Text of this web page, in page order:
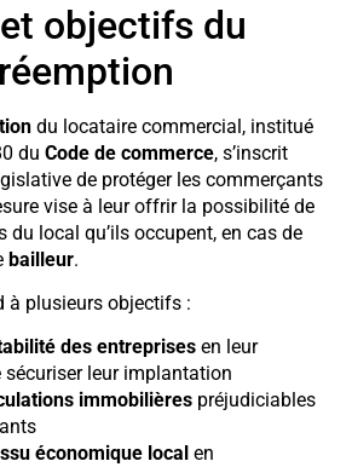
objectifs du
du locataire commercial, institué
du Code de commerce, s’inscrit
de protéger les commerçants
vise à leur offrir la possibilité de
du local qu’ils occupent, en cas de
bailleur.
à plusieurs objectifs :
des entreprises en leur
sécuriser leur implantation
immobilières préjudiciables
économique local en